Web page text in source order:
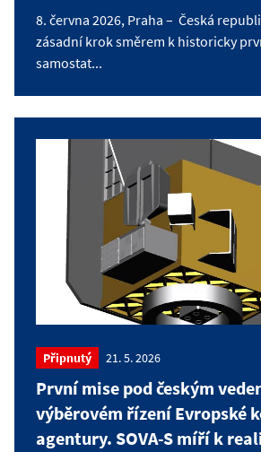
8. června 2026, Praha – Česká
zásadní krok směrem k historicky
samostat...
Připnutý 21. 5. 2026
První mise pod českým
výběrovém řízení Evropské
agentury. SOVA-S míří k